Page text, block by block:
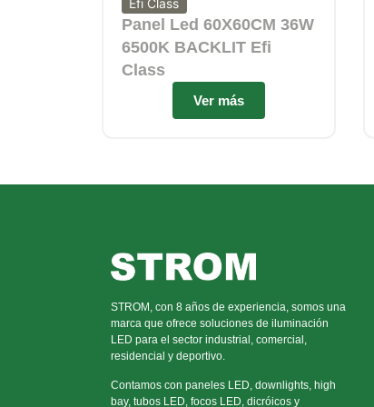
Efi Class
Panel Led 60X60CM 36W
6500K BACKLIT Efi
Class
Ver más
STROM, con 8 años de experiencia, somos una
marca que ofrece soluciones de iluminación
LED para el sector industrial, comercial,
residencial y deportivo.
Contamos con paneles LED, downlights, high
bay, tubos LED, focos LED, dicróicos y